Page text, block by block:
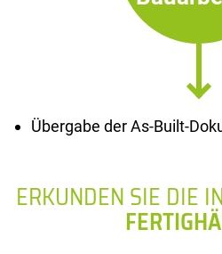
Übergabe der As-Built-
ERKUNDEN SIE DIE